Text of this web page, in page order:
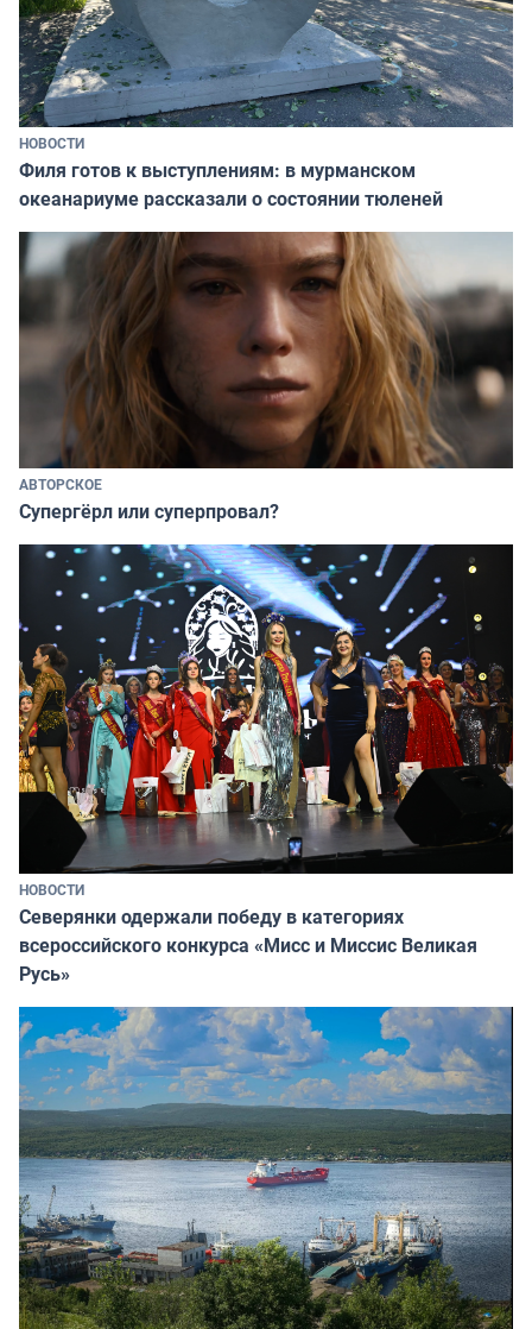
НОВОСТИ
Филя готов к выступлениям: в мурманском
океанариуме рассказали о состоянии тюленей
АВТОРСКОЕ
Супергёрл или суперпровал?
НОВОСТИ
Северянки одержали победу в категориях
всероссийского конкурса «Мисс и Миссис Великая
Русь»